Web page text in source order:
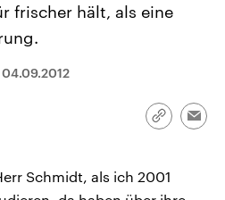
frischer hält, als eine
04.09.2012
Link
Schmidt, als ich 2001